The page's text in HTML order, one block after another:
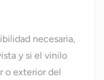
necesaria,
y si el vinilo
o exterior del